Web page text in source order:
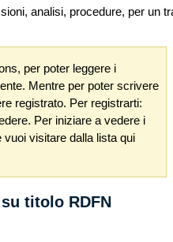
analisi, procedure, per un
per poter leggere i
Mentre per poter scrivere
registrato. Per registrarti:
Per iniziare a vedere i
visitare dalla lista qui
titolo RDFN